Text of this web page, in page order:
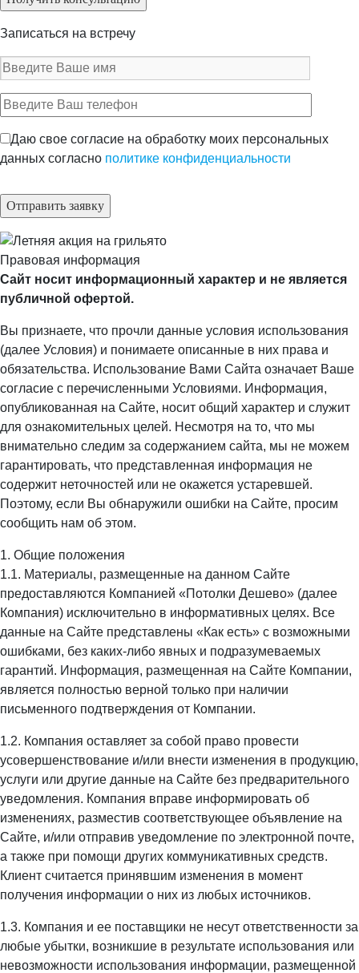
Записаться на встречу
Даю свое согласие на обработку моих персональных
данных согласно политике конфиденциальности
Правовая информация
Сайт носит информационный характер и не является
публичной офертой.
Вы признаете, что прочли данные условия использования
(далее Условия) и понимаете описанные в них права и
обязательства. Использование Вами Сайта означает Ваше
согласие с перечисленными Условиями. Информация,
опубликованная на Сайте, носит общий характер и служит
для ознакомительных целей. Несмотря на то, что мы
внимательно следим за содержанием сайта, мы не можем
гарантировать, что представленная информация не
содержит неточностей или не окажется устаревшей.
Поэтому, если Вы обнаружили ошибки на Сайте, просим
сообщить нам об этом.
1. Общие положения
1.1. Материалы, размещенные на данном Сайте
предоставляются Компанией «Потолки Дешево» (далее
Компания) исключительно в информативных целях. Все
данные на Сайте представлены «Как есть» с возможными
ошибками, без каких-либо явных и подразумеваемых
гарантий. Информация, размещенная на Сайте Компании,
является полностью верной только при наличии
письменного подтверждения от Компании.
1.2. Компания оставляет за собой право провести
усовершенствование и/или внести изменения в продукцию,
услуги или другие данные на Сайте без предварительного
уведомления. Компания вправе информировать об
изменениях, разместив соответствующее объявление на
Сайте, и/или отправив уведомление по электронной почте,
а также при помощи других коммуникативных средств.
Клиент считается принявшим изменения в момент
получения информации о них из любых источников.
1.3. Компания и ее поставщики не несут ответственности за
любые убытки, возникшие в результате использования или
невозможности использования информации, размещенной